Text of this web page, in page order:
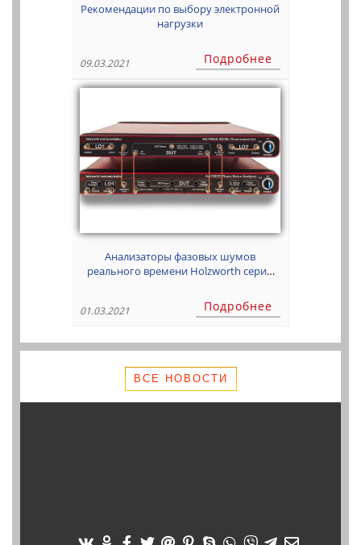
Рекомендации по выбору электронной
нагрузки
09.03.2021 Подробнее
Анализаторы фазовых шумов
реального времени Holzworth серии
01.03.2021 Подробнее
ВСЕ НОВОСТИ